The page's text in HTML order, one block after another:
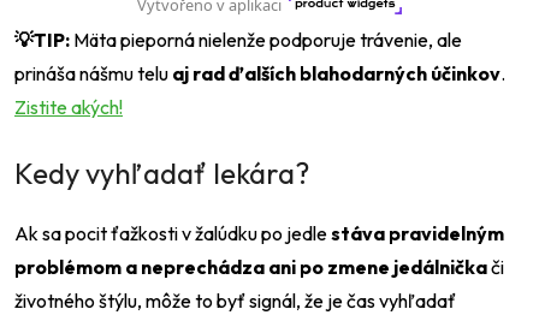
💡TIP: Mäta pieporná nielenže podporuje trávenie, ale
prináša nášmu telu aj rad ďalších blahodarných účinkov.
Zistite akých!
Kedy vyhľadať lekára?
Ak sa pocit ťažkosti v žalúdku po jedlestáva pravidelným
problémom a neprechádza ani po zmene jedálničkači
životného štýlu, môže to byť signál, že je čas vyhľadať